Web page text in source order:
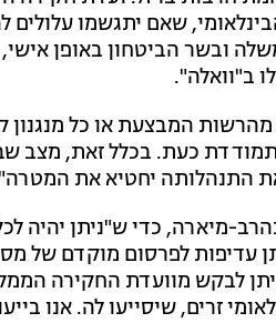
שאם יתגשמו
ובשר הביטחון באופן אישי,
ב"וואלה".
המבצעת או כל מנגנון
כעת. בכלל זאת,
התנהלותה יחטיא את
מיארה, כדי ש"ניתן יהיה
לפרסום מוקדם של
לבקש מוועדת החקירה
זרים, שיסייעו לה. אנו